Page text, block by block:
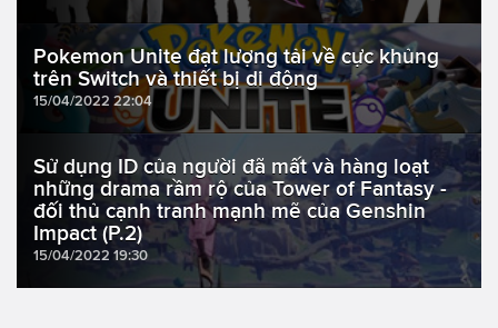
Pokemon Unite đạt lượng tải về cực khủng
trên Switch và thiết bị di động
15/04/2022 22:04
Sử dụng ID của người đã mất và hàng loạt
những drama rầm rộ của Tower of Fantasy -
đối thủ cạnh tranh mạnh mẽ của Genshin
Impact (P.2)
15/04/2022 19:30